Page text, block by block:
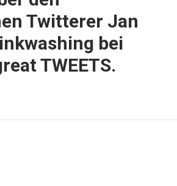
Twitterer Jan
bei
TWEETS.